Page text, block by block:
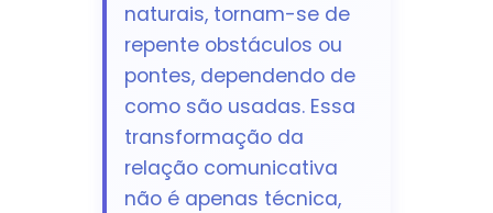
naturais, tornam-se de
repente obstáculos ou
pontes, dependendo de
como são usadas. Essa
transformação da
relação comunicativa
não é apenas técnica,